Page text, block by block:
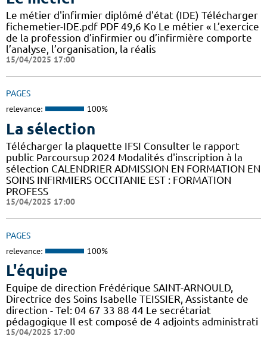
Le métier d'infirmier diplômé d'état (IDE) Télécharger
fichemetier-IDE.pdf PDF 49,6 Ko Le métier « L’exercice
de la profession d’infirmier ou d’infirmière comporte
l’analyse, l’organisation, la réalis
15/04/2025 17:00
PAGES
relevance: 100%
La sélection
Télécharger la plaquette IFSI Consulter le rapport
public Parcoursup 2024 Modalités d'inscription à la
sélection CALENDRIER ADMISSION EN FORMATION EN
SOINS INFIRMIERS OCCITANIE EST : FORMATION
PROFESS
15/04/2025 17:00
PAGES
relevance: 100%
L'équipe
Equipe de direction Frédérique SAINT-ARNOULD,
Directrice des Soins Isabelle TEISSIER, Assistante de
direction - Tel: 04 67 33 88 44 Le secrétariat
pédagogique Il est composé de 4 adjoints administrati
15/04/2025 17:00